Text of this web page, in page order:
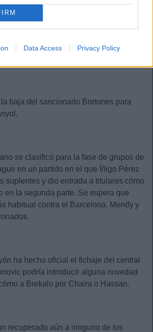
Data Access Privacy Policy
y Maffeo. Samu Costa vuelve tras
la baja del sancionado Bretones para
se clasificó para la fase de grupos de
en un partido en el que Íñigo Pérez
suplentes y dio entrada a titulares cómo
en la segunda parte. Se espera que
habitual contra el Barcelona. Mendy y
ha hecho oficial el fichaje del central
podría introducir alguna novedad
a Brekalo por Chaira o Hassan.
recuperado aún a ninguno de los